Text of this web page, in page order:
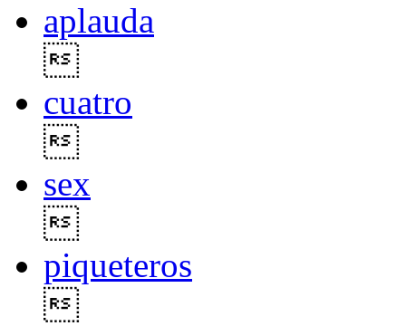
aplauda
cuatro
sex
piqueteros